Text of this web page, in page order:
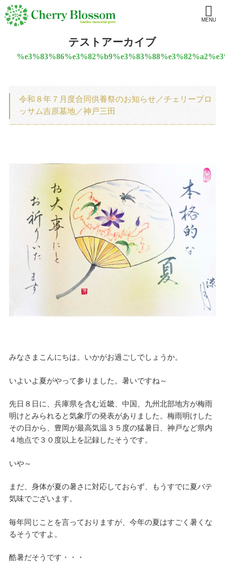
MENU
テストアーカイブ
令和８年７月度合同供養祭のお知らせ／チェリーブロ
ッサム吉原墓地／神戸三田
みなさまこんにちは。いかがお過ごしでしょうか。
いよいよ夏がやって参りました。暑いですね～
先日８日に、兵庫県を含む近畿、中国、九州北部地方が梅雨
明けとみられると気象庁の発表がありました。梅雨明けした
その日から、豊岡が最高気温３５度の猛暑日、神戸など県内
４地点で３０度以上を記録したそうです。
いや～
まだ、身体が夏の暑さに対応しておらず、もうすでに夏バテ
気味でございます。
毎年同じことを言っておりますが、今年の夏はすごく暑くな
るそうですよ。
酷暑だそうです・・・
稿